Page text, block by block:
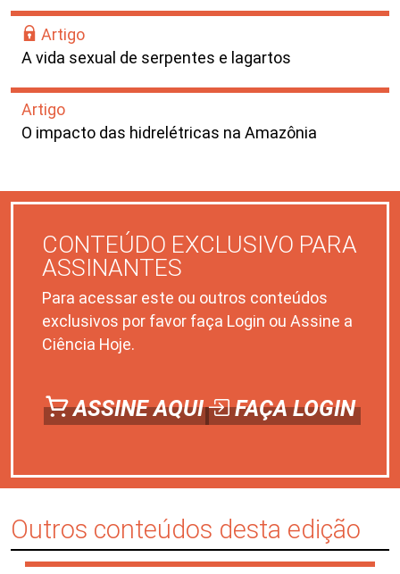
Artigo
A vida sexual de serpentes e lagartos
Artigo
O impacto das hidrelétricas na Amazônia
CONTEÚDO EXCLUSIVO PARA
ASSINANTES
Para acessar este ou outros conteúdos
exclusivos por favor faça Login ou Assine a
Ciência Hoje.
ASSINE AQUI FAÇA LOGIN
Outros conteúdos desta edição